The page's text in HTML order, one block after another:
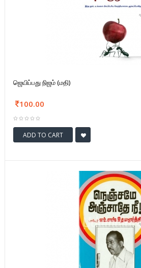
ஜெயிப்பது நிஜம் (மதி)
100.00
ADD TO CART